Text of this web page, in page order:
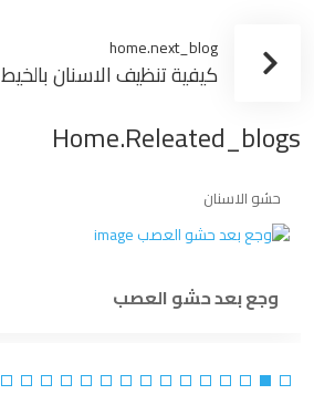
home.next_blog
كيفية تنظيف الاسنان بالخيط
Home.releated_blogs
حشو الاسنان
وجع بعد حشو العصب